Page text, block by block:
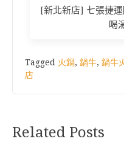
[新北新店] 七張捷
喝
Tagged 火鍋, 鍋牛, 鍋牛
店
Related Posts